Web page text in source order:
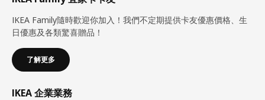
IKEA Family隨時歡迎你加入！我們不定期提供卡友優惠價格、生
日優惠及各類驚喜贈品！
了解更多
IKEA 企業業務